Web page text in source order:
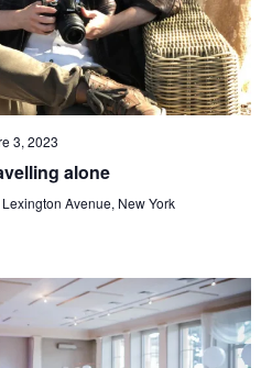
3, 2023
alone
Lexington Avenue, New York